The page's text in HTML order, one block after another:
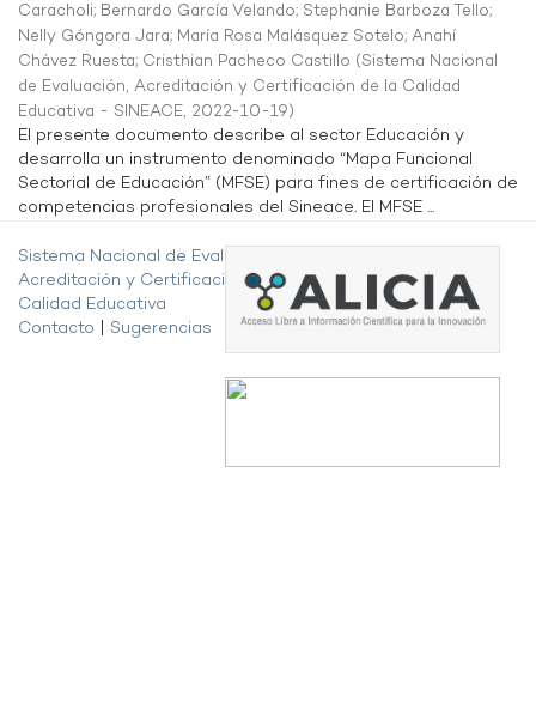
Caracholi; Bernardo García Velando; Stephanie Barboza Tello;
Nelly Góngora Jara; María Rosa Malásquez Sotelo; Anahí
Chávez Ruesta; Cristhian Pacheco Castillo (Sistema Nacional
de Evaluación, Acreditación y Certificación de la Calidad
Educativa - SINEACE, 2022-10-19)
El presente documento describe al sector Educación y
desarrolla un instrumento denominado “Mapa Funcional
Sectorial de Educación” (MFSE) para fines de certificación de
competencias profesionales del Sineace. El MFSE ...
Sistema Nacional de Evaluación,
Acreditación y Certificación de la
Calidad Educativa
Contacto
Sugerencias